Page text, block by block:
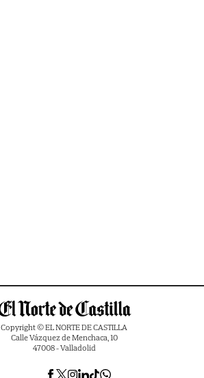
Copyright © EL NORTE DE CASTILLA
Calle Vázquez de Menchaca, 10
47008 - Valladolid